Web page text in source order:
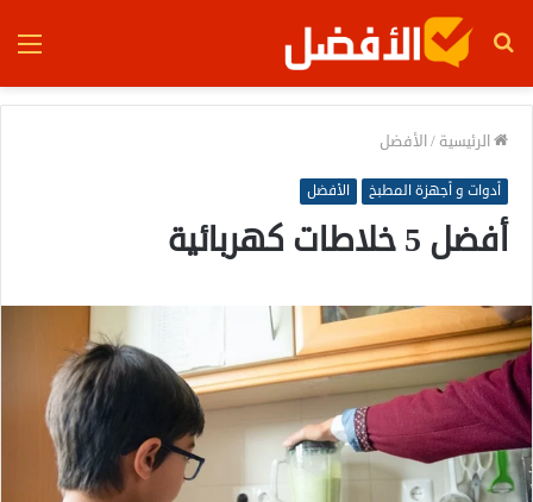
بحث
الرئيسية /الأفضل
أدوات و أجهزة المطبخ الأفضل
أفضل 5 خلاطات كهربائية